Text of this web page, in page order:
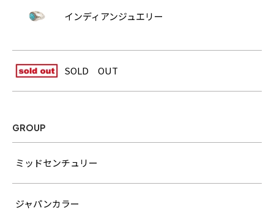
インディアンジュエリー
SOLD OUT
GROUP
ミッドセンチュリー
ジャパンカラー